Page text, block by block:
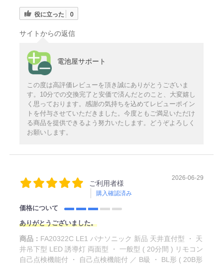
役に立った 0
サイトからの返信
電池屋サポート
この度は高評価レビューを頂き誠にありがとうございま
す。10分での交換完了と安価で済んだとのこと、大変嬉し
く思っております。感謝の気持ちを込めてレビューポイン
トを付与させていただきました。今度ともご満足いただけ
る商品を提供できるよう努力いたします。どうぞよろしく
お願いします。
ご利用者様
購入確認済み
2026-06-29
価格について
ありがとうございました。
商品： FA20322C LE1 パナソニック 新品 天井直付型 ・ 天
井吊下型 LED 誘導灯 両面型 ・ 一般型 ( 20分間 ) リモコン
自己点検機能付 ・ 自己点検機能付 ／ B級 ・ BL形 ( 20B形